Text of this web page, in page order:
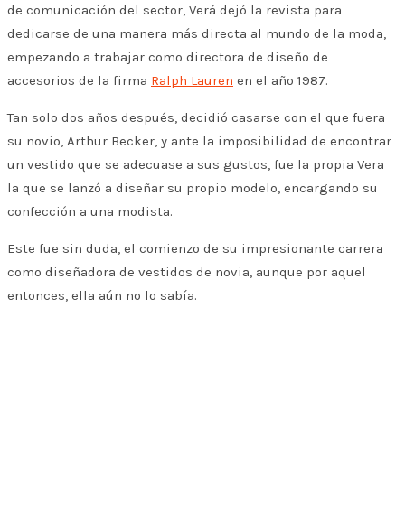
de comunicación del sector, Verá dejó la revista para
dedicarse de una manera más directa al mundo de la moda,
empezando a trabajar como directora de diseño de
accesorios de la firma Ralph Lauren en el año 1987.
Tan solo dos años después, decidió casarse con el que fuera
su novio, Arthur Becker, y ante la imposibilidad de encontrar
un vestido que se adecuase a sus gustos, fue la propia Vera
la que se lanzó a diseñar su propio modelo, encargando su
confección a una modista.
Este fue sin duda, el comienzo de su impresionante carrera
como diseñadora de vestidos de novia, aunque por aquel
entonces, ella aún no lo sabía.